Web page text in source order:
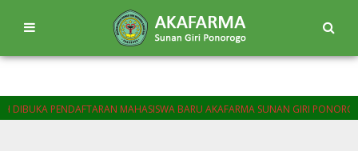
PENDAFTARAN MAHASISWA BARU AKAFARMA SUNAN GIRI PONOROGO